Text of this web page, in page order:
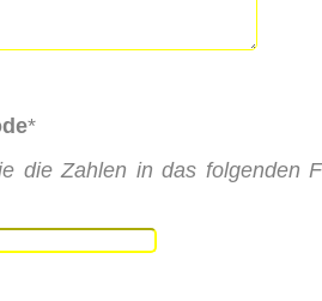
*
die Zahlen in das folgenden